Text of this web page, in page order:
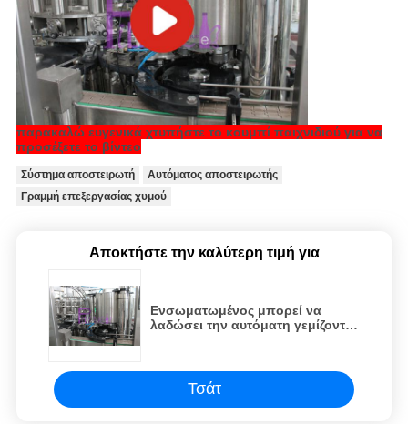
παρακαλώ ευγενικά χτυπήστε το κουμπί παιχνιδιού για να
προσέξετε το βίντεο
Σύστημα αποστειρωτή
Αυτόματος αποστειρωτής
Γραμμή επεξεργασίας χυμού
Αποκτήστε την καλύτερη τιμή για
Ενσωματωμένος μπορεί να
λαδώσει την αυτόματη γεμίζοντας
Τσάτ